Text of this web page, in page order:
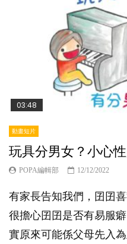
03:48
動畫短片
玩具分男女？小心
POPA編輯部 12/12/2022
有家長告知我們，囝囝
很擔心囝囝是否有易服
實原來可能係父母先入